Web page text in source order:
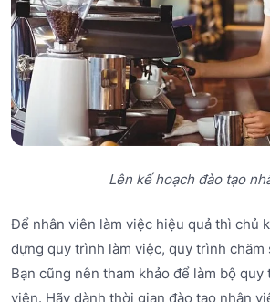
Lên kế hoạch đào tạo
Để nhân viên làm việc hiệu quả thì chủ
dựng quy trình làm việc, quy trình chăm
Bạn cũng nên tham khảo để làm bộ quy
viên. Hãy dành thời gian đào tạo nhân